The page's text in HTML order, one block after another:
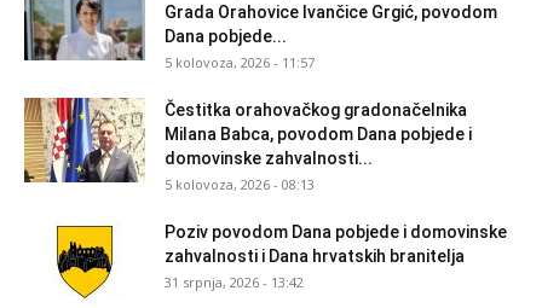
Grada Orahovice Ivančice Grgić, povodom
Dana pobjede...
5 kolovoza, 2026 - 11:57
Čestitka orahovačkog gradonačelnika
Milana Babca, povodom Dana pobjede i
domovinske zahvalnosti...
5 kolovoza, 2026 - 08:13
Poziv povodom Dana pobjede i domovinske
zahvalnosti i Dana hrvatskih branitelja
31 srpnja, 2026 - 13:42